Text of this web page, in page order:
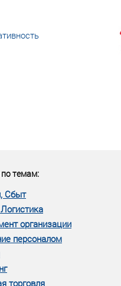
темам:
Сбыт
организации
персоналом
торговля